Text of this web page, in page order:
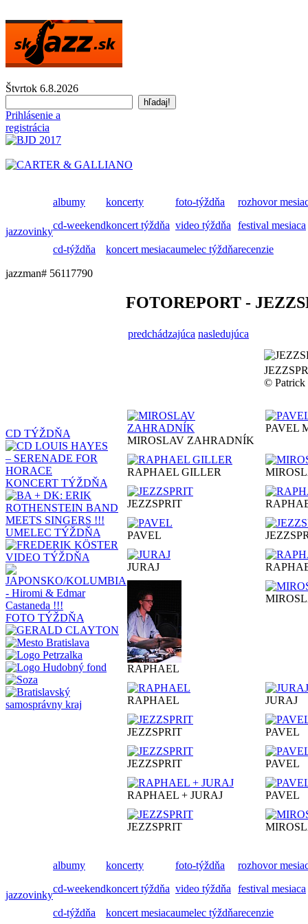
Štvrtok 6.8.2026
Prihlásenie a
registrácia
jazzovinky
albumy koncerty foto-týždňa
rozhovor
cd-weekendkoncert týždňa video týždňa festival mesiaca
cd-týždňa koncert mesiacaumelec týždňarecenzie
jazzman# 56117790
CD TÝŽDŇA
KONCERT TÝŽDŇA
UMELEC TÝŽDŇA
VIDEO TÝŽDŇA
FOTO TÝŽDŇA
FOTOREPORT -
predchádzajúca nasledujúca
© Patrick
MIROSLAV ZAHRADNÍK
PAVEL
RAPHAEL GILLER
JEZZSPRIT
PAVEL
JURAJ
RAPHAEL
RAPHAEL JURAJ
JEZZSPRIT PAVEL
JEZZSPRIT PAVEL
RAPHAEL + JURAJ PAVEL
JEZZSPRIT
jazzovinky
albumy koncerty foto-týždňa
rozhovor
cd-weekendkoncert týždňa video týždňa festival mesiaca
cd-týždňa koncert mesiacaumelec týždňarecenzie